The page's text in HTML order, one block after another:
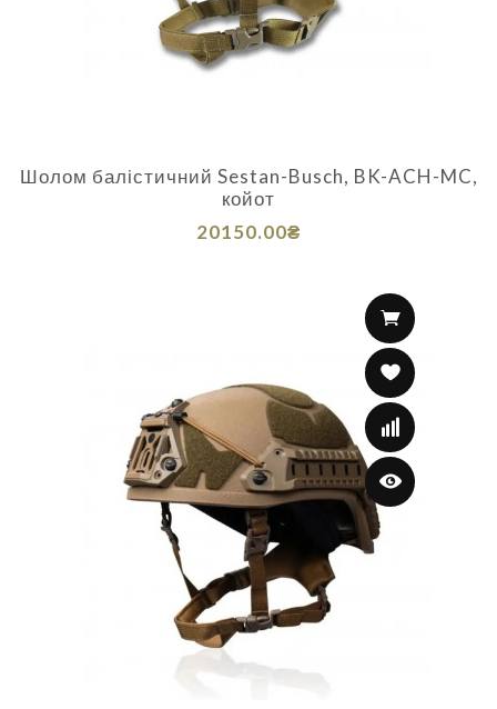
Шолом балістичний Sestan-Busch, BK-ACH-MC,
койот
20150.00₴